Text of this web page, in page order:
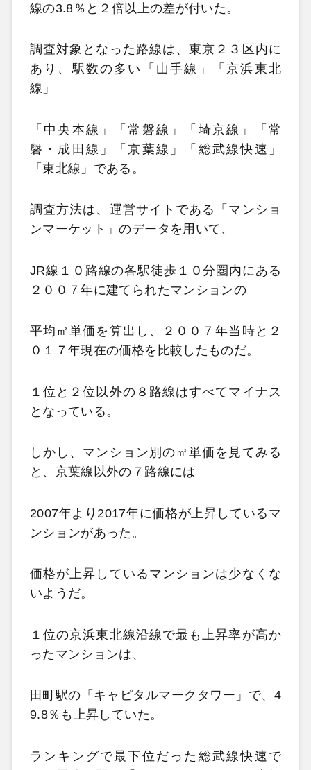
線の3.8％と２倍以上の差が付いた。
調査対象となった路線は、東京２３区内に
あり、駅数の多い「山手線」「京浜東北
線」
「中央本線」「常磐線」「埼京線」「常
磐・成田線」「京葉線」「総武線快速」
「東北線」である。
調査方法は、運営サイトである「マンショ
ンマーケット」のデータを用いて、
JR線１０路線の各駅徒歩１０分圏内にある
２００７年に建てられたマンションの
平均㎡単価を算出し、２００７年当時と２
０１７年現在の価格を比較したものだ。
１位と２位以外の８路線はすべてマイナス
となっている。
しかし、マンション別の㎡単価を見てみる
と、京葉線以外の７路線には
2007年より2017年に価格が上昇しているマ
ンションがあった。
価格が上昇しているマンションは少なくな
いようだ。
１位の京浜東北線沿線で最も上昇率が高か
ったマンションは、
田町駅の「キャピタルマークタワー」で、4
9.8％も上昇していた。
ランキングで最下位だった総武線快速で